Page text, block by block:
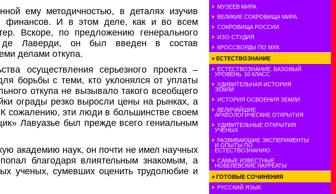
ему методичностью, в деталях изучив
финансов. И в этом деле, как и во всем
Вскоре, по предложению генерального
де Лаверди, он был введен в состав
делами откупа.
осуществления серьезного проекта –
борьбы с теми, кто уклонялся от уплаты
откупа не вызывало такого всеобщего
ограды резко выросли цены на рынках, а
сожалению, эти люди в большинстве своем
Лавуазье был прежде всего гениальным
академию наук, он почти не имел научных
благодаря влиятельным знакомым, а
ученых, сумевших оценить трудолюбие и
МУЗЕЕВ МИРА
ВЕЛИКИЕ СОКРОВИЩА МИРА
СОКРОВИЩА РОССИИ
ИЗО-СТУДИЯ
КРОССВОРДЫ ПО МХК
» ЕСТЕСТВОЗНАНИЕ
ЕСТЕСТВОЗНАНИЕ. БАЗОВЫЙ
УРОВЕНЬ. 10 КЛАСС
УДИВИТЕЛЬНАЯ ИСТОРИЯ
ЗЕМЛИ
ИСТОРИЯ ОСВОЕНИЯ ЗЕМЛИ
ВЕЛИЧАЙШИЕ
АРХЕОЛОГИЧЕСКИЕ ОТКРЫТИЯ
УДИВИТЕЛЬНЫЕ ОТКРЫТИЯ
УЧЕНЫХ
РАЗВИВАЮШИЕ ЭКСПЕРИМЕНТЫ
И ОПЫТЫ ПО
ЕСТЕСТВОЗНАНИЮ
САМЫЕ ИЗВЕСТНЫЕ
НОБЕЛЕВСКИЕ ЛАУРЕАТЫ
» ГОТОВЫЕ СОЧИНЕНИЯ
РУССКИЙ ЯЗЫК